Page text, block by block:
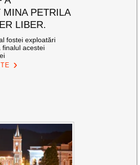
MINA PETRILA
LIBER.
fostei exploatări
finalul acestei